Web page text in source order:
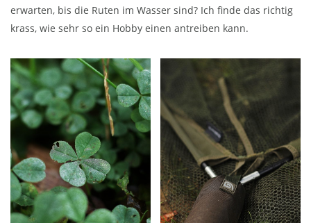
erwarten, bis die Ruten im Wasser sind? Ich finde das richtig
krass, wie sehr so ein Hobby einen antreiben kann.